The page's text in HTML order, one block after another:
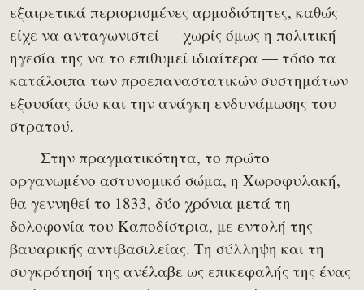
εξαιρετικά περιορισμένες αρμοδιότητες, καθώς
είχε να ανταγωνιστεί — χωρίς όμως η πολιτική
ηγεσία της να το επιθυμεί ιδιαίτερα — τόσο τα
κατάλοιπα των προεπαναστατικών συστημάτων
εξουσίας όσο και την ανάγκη ενδυνάμωσης του
στρατού.
Στην πραγματικότητα, το πρώτο
οργανωμένο αστυνομικό σώμα, η Χωροφυλακή,
θα γεννηθεί το 1833, δύο χρόνια μετά τη
δολοφονία του Καποδίστρια, με εντολή της
βαυαρικής αντιβασιλείας. Τη σύλληψη και τη
συγκρότησή της ανέλαβε ως επικεφαλής της ένας